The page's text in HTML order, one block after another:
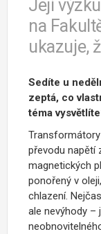
Její
na
ukazuje,
Sedíte u
zeptá, co
téma
převodu napětí
magnetických
ponořený v
chlazení.
ale nevýhody –